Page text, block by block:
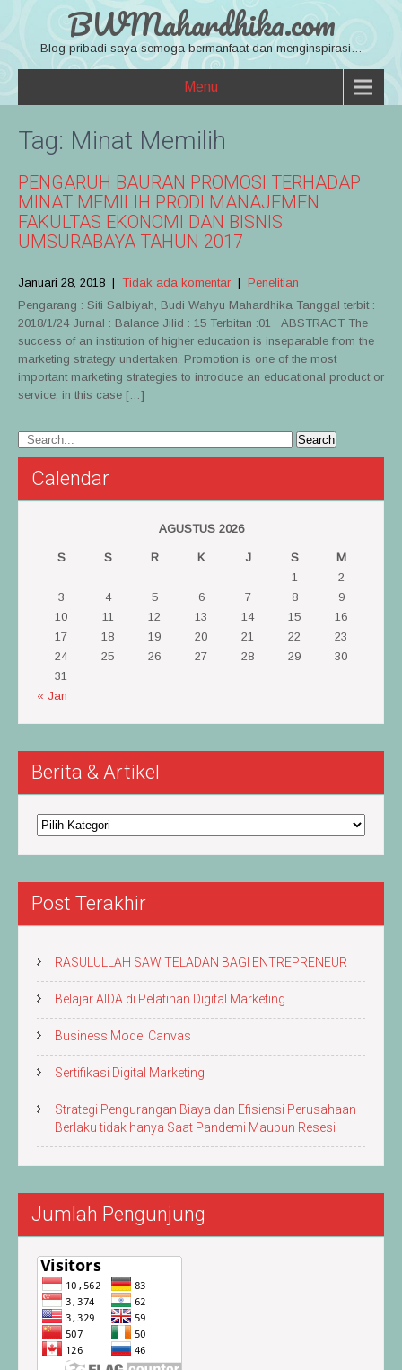
BWMahardhika.com
Blog pribadi saya semoga bermanfaat dan menginspirasi…
Menu
Tag: Minat Memilih
PENGARUH BAURAN PROMOSI TERHADAP
MINAT MEMILIH PRODI MANAJEMEN
FAKULTAS EKONOMI DAN BISNIS
UMSURABAYA TAHUN 2017
Januari 28, 2018 | Tidak ada komentar | Penelitian
Pengarang : Siti Salbiyah, Budi Wahyu Mahardhika Tanggal terbit :
2018/1/24 Jurnal : Balance Jilid : 15 Terbitan :01 ABSTRACT The
success of an institution of higher education is inseparable from the
marketing strategy undertaken. Promotion is one of the most
important marketing strategies to introduce an educational product or
service, in this case […]
Calendar
AGUSTUS 2026
S S R K J S
M
1
2
3
4 5 6 7 8
9
10
11 12 13 14 15
16
17
18 19 20 21 22
23
24
25 26 27 28 29
30
31
« Jan
Berita & Artikel
Berita
&
Artikel
Post Terakhir
RASULULLAH SAW TELADAN BAGI ENTREPRENEUR
Belajar AIDA di Pelatihan Digital Marketing
Business Model Canvas
Sertifikasi Digital Marketing
Strategi Pengurangan Biaya dan Efisiensi Perusahaan
Berlaku tidak hanya Saat Pandemi Maupun Resesi
Jumlah Pengunjung